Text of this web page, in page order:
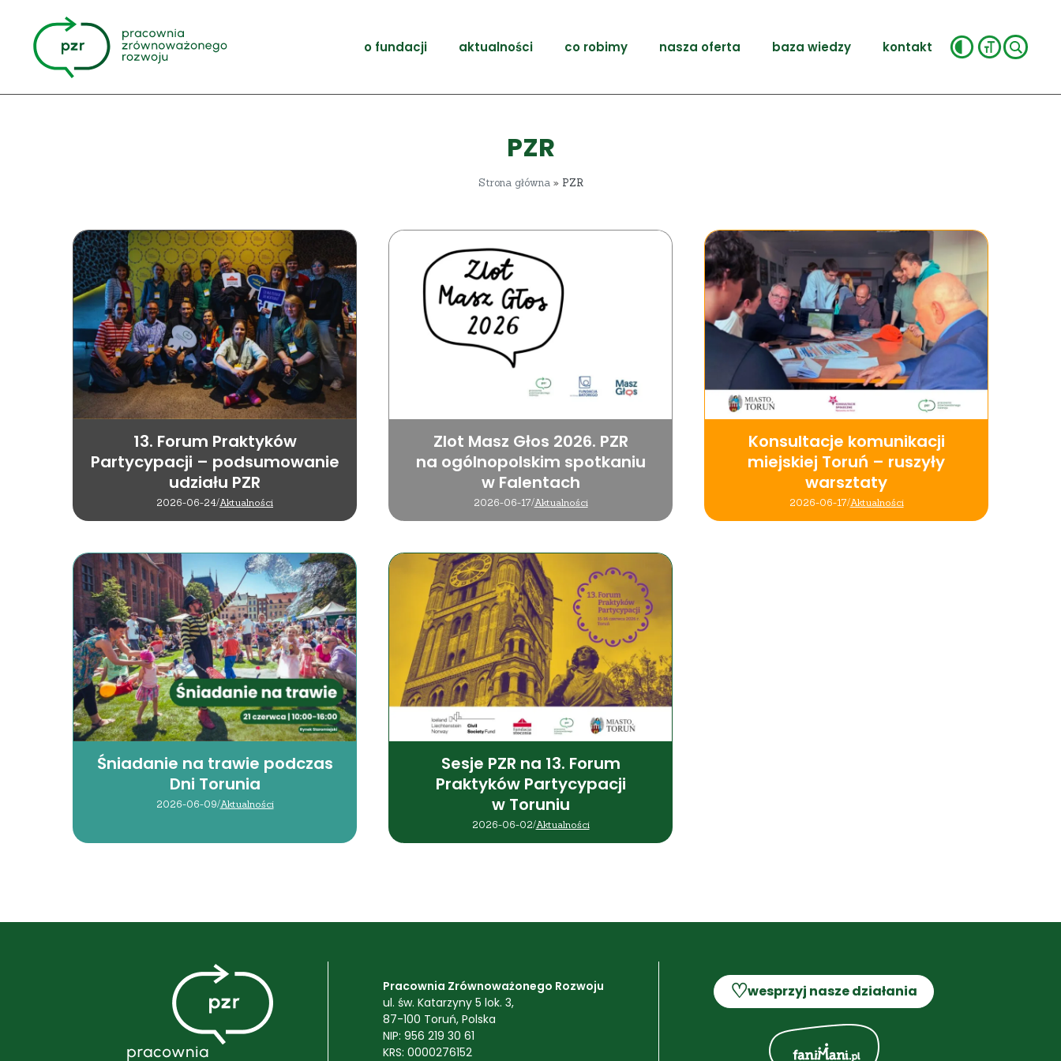
o fundacji aktualności co robimy nasza oferta baza wiedzy kontakt
PZR
Strona główna» PZR
13. Forum Praktyków
Partycypacji – podsumowanie
udziału PZR
2026-06-24/Aktualności
Zlot Masz Głos 2026. PZR
na ogólnopolskim spotkaniu
w Falentach
2026-06-17/Aktualności
Konsultacje komunikacji
miejskiej Toruń – ruszyły
warsztaty
2026-06-17/Aktualności
Śniadanie na trawie podczas
Dni Torunia
2026-06-09/Aktualności
Sesje PZR na 13. Forum
Praktyków Partycypacji
w Toruniu
2026-06-02/Aktualności
Pracownia Zrównoważonego Rozwoju
ul. św. Katarzyny 5 lok. 3,
87-100 Toruń, Polska
NIP: 956 219 30 61
KRS: 0000276152
♡wesprzyj nasze działania